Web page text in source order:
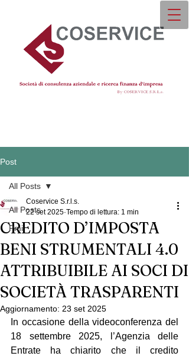
Post
All Posts
Pmi
All Posts
CREDITO D’IMPOSTA
BENI STRUMENTALI 4.0
ATTRIBUIBILE AI SOCI DI
SOCIETÀ TRASPARENTI
Coservice S.r.l.s.
22 set 2025 Tempo di lettura: 1 min
Aggiornamento: 23 set 2025
In occasione della videoconferenza del
18 settembre 2025, l’Agenzia delle
Entrate ha chiarito che il credito